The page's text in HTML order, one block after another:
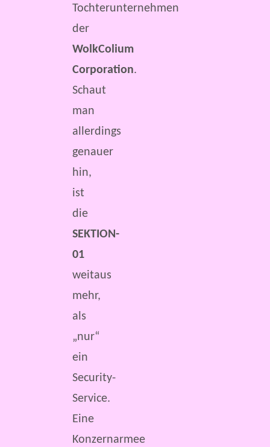
Tochterunternehmen
der
WolkColium
Corporation.
Schaut
man
allerdings
genauer
hin,
ist
die
SEKTION-
01
weitaus
mehr,
als
„nur“
ein
Security-
Service.
Eine
Konzernarmee